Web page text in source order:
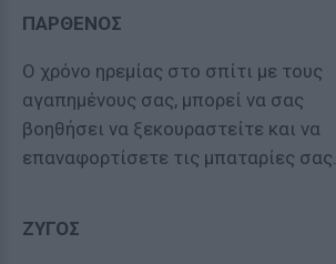
ΠΑΡΘΕΝΟΣ
Ο χρόνο ηρεμίας στο σπίτι με τους
αγαπημένους σας, μπορεί να σας
βοηθήσει να ξεκουραστείτε και να
επαναφορτίσετε τις μπαταρίες σας.
ΖΥΓΟΣ